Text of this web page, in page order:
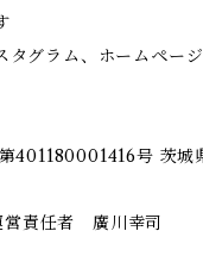
タグラム、ホームペー
401180001416号 茨城
責任者 廣川幸司